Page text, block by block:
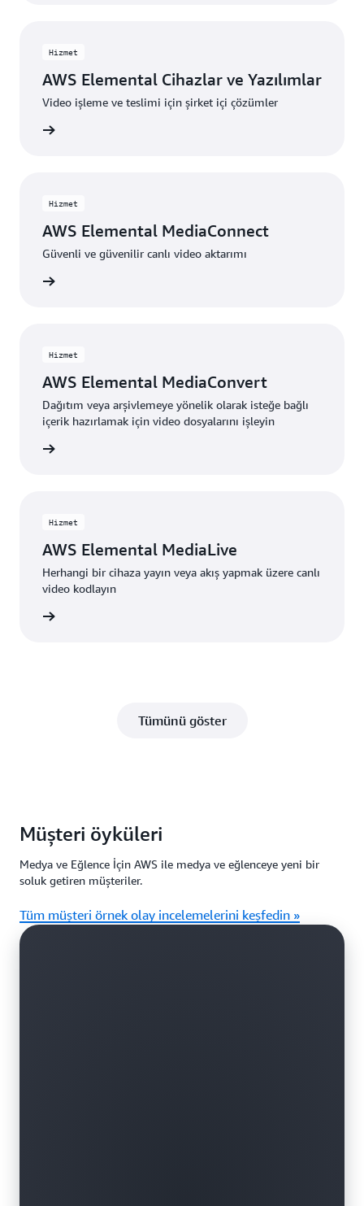
Hizmet
AWS Elemental Cihazlar ve Yazılımlar
Video işleme ve teslimi için şirket içi çözümler
Hizmet
AWS Elemental MediaConnect
Güvenli ve güvenilir canlı video aktarımı
Hizmet
AWS Elemental MediaConvert
Dağıtım veya arşivlemeye yönelik olarak isteğe bağlı
içerik hazırlamak için video dosyalarını işleyin
Hizmet
AWS Elemental MediaLive
Herhangi bir cihaza yayın veya akış yapmak üzere canlı
video kodlayın
Tümünü göster
Müşteri öyküleri
Medya ve Eğlence İçin AWS ile medya ve eğlenceye yeni bir
soluk getiren müşteriler.
Tüm müşteri örnek olay incelemelerini keşfedin »